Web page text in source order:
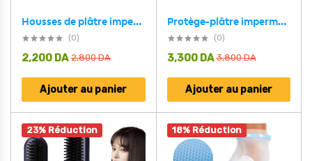
Housses de plâtre imperméables protège-poignet pour la douche et le bain – غطاء عازل للمياه لليد المكسولة
(0)
2,800DA
2,200 DA
Ajouter au panier
Protège-plâtre imperméable bras complet pour pour adulte – غطاء عازل للمياه لليد المكسولة
(0)
3,800DA
3,300 DA
Ajouter au panier
23% Réduction 18% Réduction